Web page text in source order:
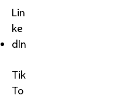
Lin
ke
dIn
Tik
To